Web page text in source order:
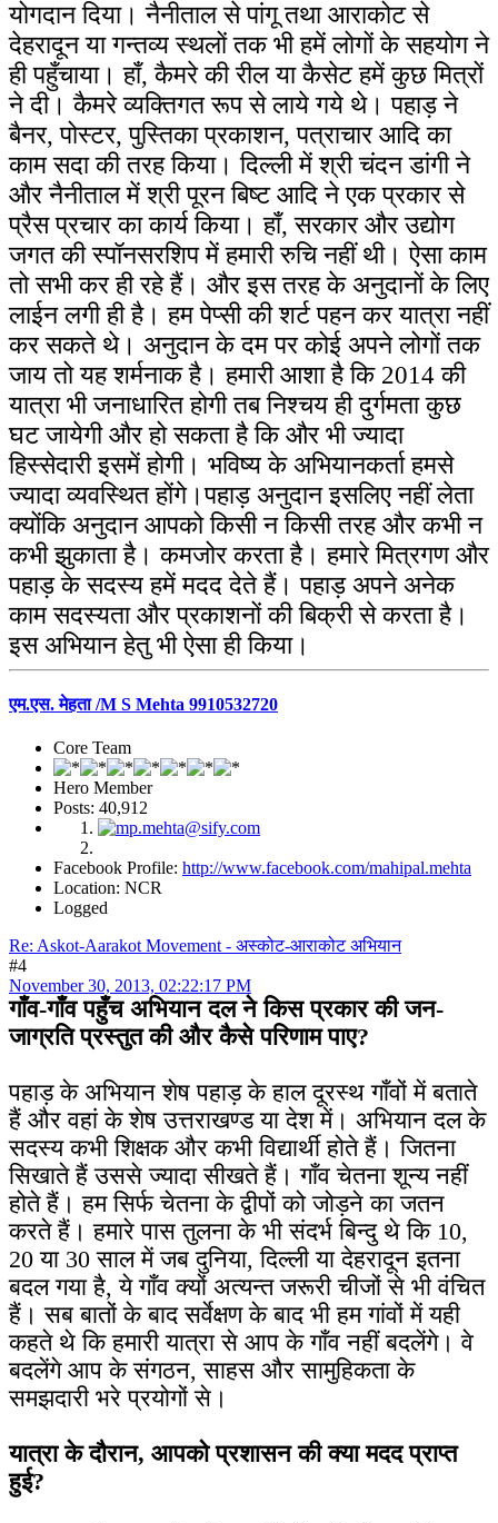
योगदान दिया। नैनीताल से पांगू तथा आराकोट से
देहरादून या गन्तव्य स्थलों तक भी हमें लोगों के सहयोग ने
ही पहुँचाया। हाँ, कैमरे की रील या कैसेट हमें कुछ मित्रों
ने दी। कैमरे व्यक्तिगत रूप से लाये गये थे। पहाड़ ने
बैनर, पोस्टर, पुस्तिका प्रकाशन, पत्राचार आदि का
काम सदा की तरह किया। दिल्ली में श्री चंदन डांगी ने
और नैनीताल में श्री पूरन बिष्ट आदि ने एक प्रकार से
प्रैस प्रचार का कार्य किया। हाँ, सरकार और उद्योग
जगत की स्पॉनसरशिप में हमारी रुचि नहीं थी। ऐसा काम
तो सभी कर ही रहे हैं। और इस तरह के अनुदानों के लिए
लाईन लगी ही है। हम पेप्सी की शर्ट पहन कर यात्रा नहीं
कर सकते थे। अनुदान के दम पर कोई अपने लोगों तक
जाय तो यह शर्मनाक है। हमारी आशा है कि 2014 की
यात्रा भी जनाधारित होगी तब निश्चय ही दुर्गमता कुछ
घट जायेगी और हो सकता है कि और भी ज्यादा
हिस्सेदारी इसमें होगी। भविष्य के अभियानकर्ता हमसे
ज्यादा व्यवस्थित होंगे।पहाड़ अनुदान इसलिए नहीं लेता
क्योंकि अनुदान आपको किसी न किसी तरह और कभी न
कभी झुकाता है। कमजोर करता है। हमारे मित्रगण और
पहाड़ के सदस्य हमें मदद देते हैं। पहाड़ अपने अनेक
काम सदस्यता और प्रकाशनों की बिक्री से करता है।
इस अभियान हेतु भी ऐसा ही किया।
एम.एस. मेहता /M S Mehta 9910532720
Core Team
Hero Member
Posts: 40,912
Facebook Profile: http://www.facebook.com/mahipal.mehta
Location: NCR
Logged
Re: Askot-Aarakot Movement - अस्कोट-आराकोट अभियान
#4
November 30, 2013, 02:22:17 PM
गाँव-गाँव पहुँच अभियान दल ने किस प्रकार की जन-
जाग्रति प्रस्तुत की और कैसे परिणाम पाए?
पहाड़ के अभियान शेष पहाड़ के हाल दूरस्थ गाँवों में बताते
हैं और वहां के शेष उत्तराखण्ड या देश में। अभियान दल के
सदस्य कभी शिक्षक और कभी विद्यार्थी होते हैं। जितना
सिखाते हैं उससे ज्यादा सीखते हैं। गाँव चेतना शून्य नहीं
होते हैं। हम सिर्फ चेतना के द्वीपों को जोड़ने का जतन
करते हैं। हमारे पास तुलना के भी संदर्भ बिन्दु थे कि 10,
20 या 30 साल में जब दुनिया, दिल्ली या देहरादून इतना
बदल गया है, ये गाँव क्यों अत्यन्त जरूरी चीजों से भी वंचित
हैं। सब बातों के बाद सर्वेक्षण के बाद भी हम गांवों में यही
कहते थे कि हमारी यात्रा से आप के गाँव नहीं बदलेंगे। वे
बदलेंगे आप के संगठन, साहस और सामुहिकता के
समझदारी भरे प्रयोगों से।
यात्रा के दौरान, आपको प्रशासन की क्या मदद प्राप्त
हुई?